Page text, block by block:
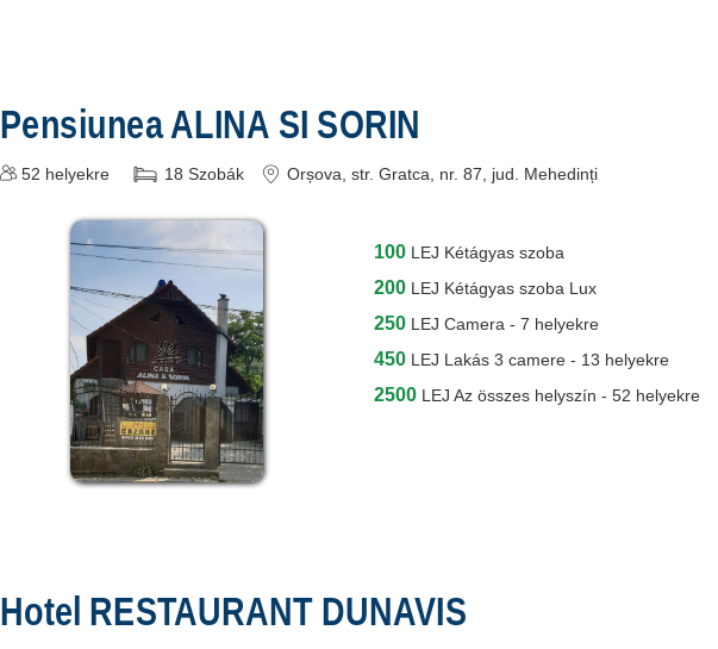
Pensiunea ALINA SI SORIN
52 helyekre 18 Szobák Orșova , str. Gratca, nr. 87 , jud. Mehedinți
100 LEJ Kétágyas szoba
200 LEJ Kétágyas szoba Lux
250 LEJ Camera - 7 helyekre
450 LEJ Lakás 3 camere - 13 helyekre
2500 LEJ Az összes helyszín - 52 helyekre
Hotel RESTAURANT DUNAVIS